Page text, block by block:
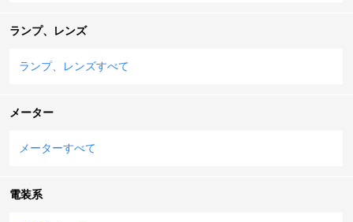
ランプ、レンズ
ランプ、レンズすべて
メーター
メーターすべて
電装系